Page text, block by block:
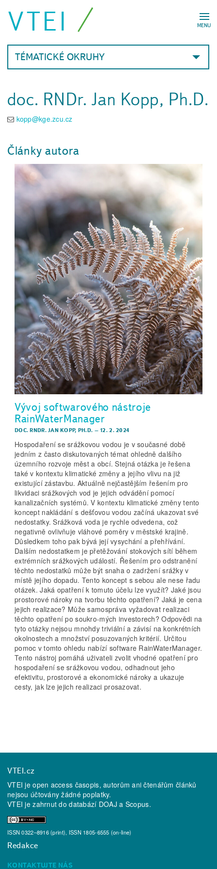
MENU
VTEI
TÉMATICKÉ OKRUHY
doc. RNDr. Jan Kopp, Ph.D.
kopp@kge.zcu.cz
Články autora
Vývoj softwarového nástroje
RainWaterManager
DOC. RNDR. JAN KOPP, PH.D. – 12. 2. 2024
Hospodaření se srážkovou vodou je v současné době
jedním z často diskutovaných témat ohledně dalšího
územního rozvoje měst a obcí. Stejná otázka je řešena
také v kontextu klimatické změny a jejího vlivu na již
existující zástavbu. Aktuálně nejčastějším řešením pro
likvidaci srážkových vod je jejich odvádění pomocí
kanalizačních systémů. V kontextu klimatické změny tento
koncept nakládání s dešťovou vodou začíná ukazovat své
nedostatky. Srážková voda je rychle odvedena, což
negativně ovlivňuje vláhové poměry v městské krajině.
Důsledkem toho pak bývá její vysychání a přehřívání.
Dalším nedostatkem je přetěžování stokových sítí během
extrémních srážkových událostí. Řešením pro odstranění
těchto nedostatků může být snaha o zadržení srážky v
místě jejího dopadu. Tento koncept s sebou ale nese řadu
otázek. Jaká opatření k tomuto účelu lze využít? Jaké jsou
prostorové nároky na tvorbu těchto opatření? Jaká je cena
jejich realizace? Může samospráva vyžadovat realizaci
těchto opatření po soukro-mých investorech? Odpovědi na
tyto otázky nejsou mnohdy triviální a závisí na konkrétních
okolnostech a množství posuzovaných kritérií. Určitou
pomoc v tomto ohledu nabízí software RainWaterManager.
Tento nástroj pomáhá uživateli zvolit vhodné opatření pro
hospodaření se srážkovou vodou, odhadnout jeho
efektivitu, prostorové a ekonomické nároky a ukazuje
cesty, jak lze jejich realizaci prosazovat.
VTEI.cz
VTEI je open access časopis, autorům ani čtenářům článků
nejsou účtovány žádné poplatky.
VTEI je zahrnut do databází DOAJ a Scopus.
ISSN 0322–8916 (print), ISSN 1805-6555 (on-line)
Redakce
KONTAKTUJTE NÁS